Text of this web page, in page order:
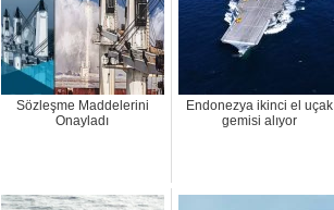
Sözleşme Maddelerini
Onayladı
Endonezya ikinci el uçak
gemisi alıyor